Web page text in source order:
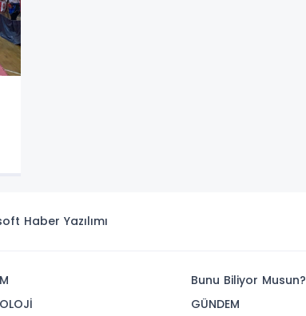
Haber Yazılımı
Bunu Biliyor Musun?
GÜNDEM